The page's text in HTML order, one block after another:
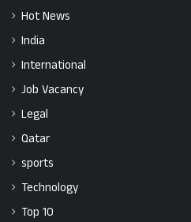
Hot News
India
International
Job Vacancy
Legal
Qatar
sports
Technology
Top 10